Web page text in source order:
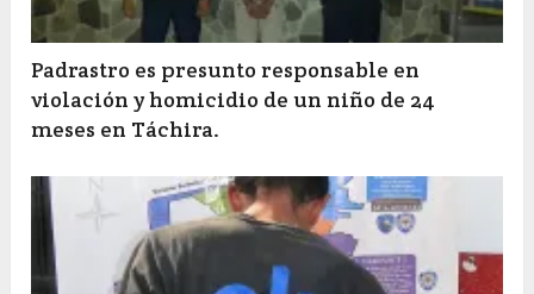
Padrastro es presunto responsable en
violación y homicidio de un niño de 24
meses en Táchira.